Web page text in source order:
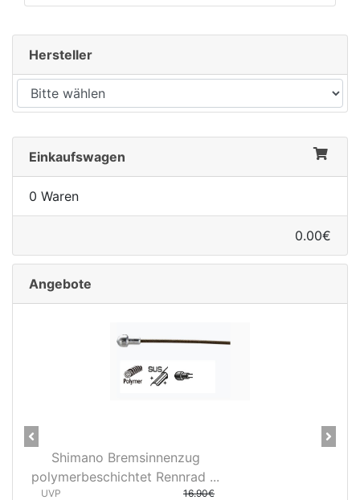
Hersteller
Einkaufswagen
0 Waren
0.00€
Angebote
Rennrad ...
3D37 Nabendynamo/
Previous Next